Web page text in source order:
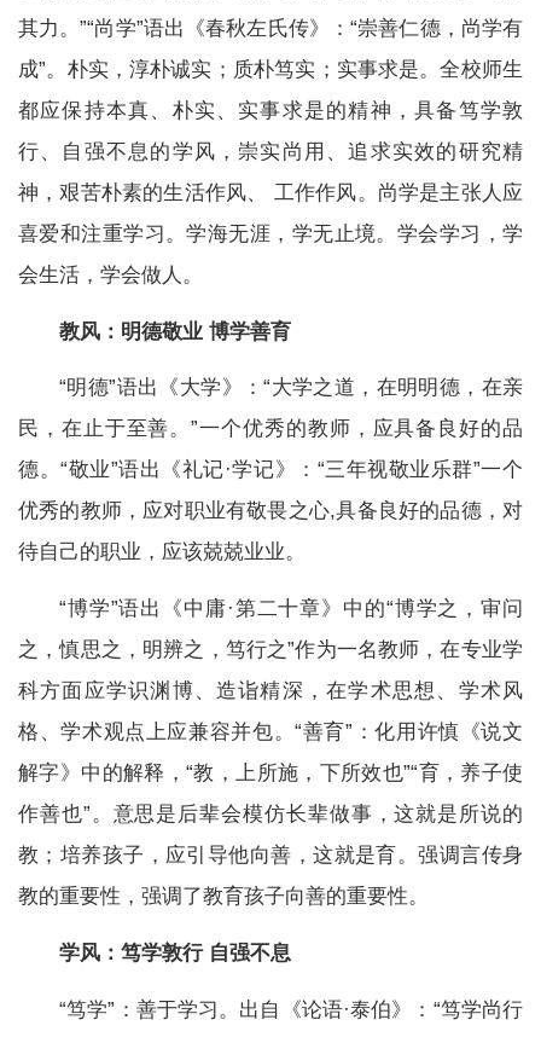
其力。”“尚学”语出《春秋左氏传》：“崇善仁德，尚学有
成”。朴实，淳朴诚实；质朴笃实；实事求是。全校师生
都应保持本真、朴实、实事求是的精神，具备笃学敦
行、自强不息的学风，崇实尚用、追求实效的研究精
神，艰苦朴素的生活作风、 工作作风。尚学是主张人应
喜爱和注重学习。学海无涯，学无止境。学会学习，学
会生活，学会做人。
教风： 明德敬业 博学善育
“明德”语出《大学》：“大学之道，在明明德，在亲
民，在止于至善。”一个优秀的教师，应具备良好的品
德。“敬业”语出《礼记·学记》：“三年视敬业乐群”一个
优秀的教师，应对职业有敬畏之心,具备良好的品德，对
待自己的职业，应该兢兢业业。
“博学”语出《中庸·第二十章》中的“博学之，审问
之，慎思之，明辨之，笃行之”作为一名教师，在专业学
科方面应学识渊博、造诣精深，在学术思想、学术风
格、学术观点上应兼容并包。“善育”：化用许慎《说文
解字》中的解释，“教，上所施，下所效也”“育，养子使
作善也”。意思是后辈会模仿长辈做事，这就是所说的
教；培养孩子，应引导他向善，这就是育。强调言传身
教的重要性，强调了教育孩子向善的重要性。
学风： 笃学敦行 自强不息
“笃学”：善于学习。出自《论语·泰伯》：“笃学尚行